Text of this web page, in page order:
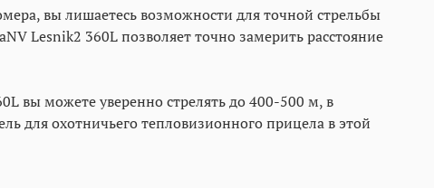
вы лишаетесь возможности для точной стрельбы
Lesnik2 360L позволяет точно замерить расстояние
вы можете уверенно стрелять до 400-500 м, в
для охотничьего тепловизионного прицела в этой